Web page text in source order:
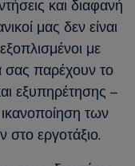
και διαφανή
μας δεν είναι
με
σας παρέχουν το
εξυπηρέτησης –
των
εργοτάξιο.